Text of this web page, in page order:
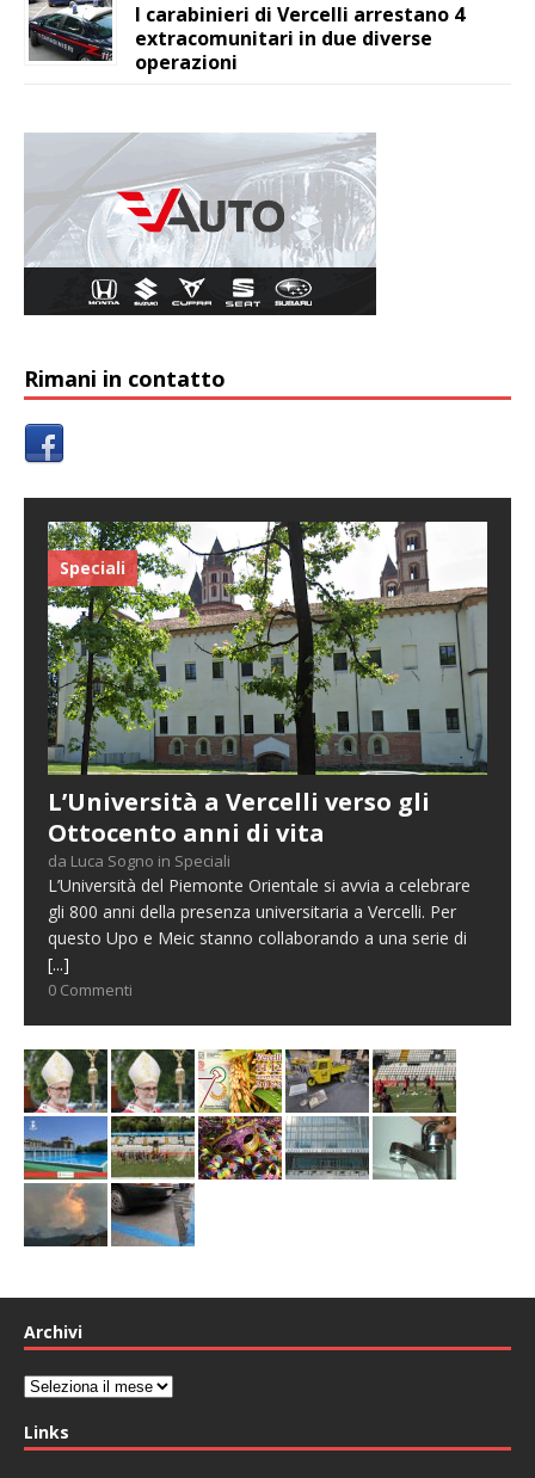
I carabinieri di Vercelli arrestano 4
extracomunitari in due diverse
operazioni
Rimani in contatto
Speciali
L’Università a Vercelli verso gli
Ottocento anni di vita
da Luca Sogno in Speciali
L’Università del Piemonte Orientale si avvia a celebrare
gli 800 anni della presenza universitaria a Vercelli. Per
questo Upo e Meic stanno collaborando a una serie di
[...]
0 Commenti
Archivi
Archivi
Links